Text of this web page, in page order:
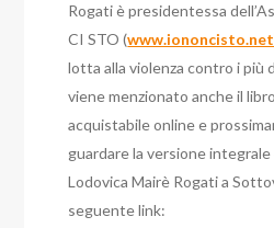
Rogati è presidentessa
CI STO (www.iononcisto.net
lotta alla violenza contro i più
viene menzionato anche il
acquistabile online e
guardare la versione integrale
Lodovica Mairè Rogati a
seguente link: